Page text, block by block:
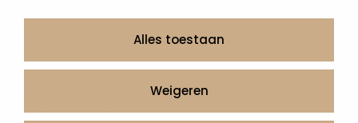
Alles toestaan
Weigeren
Informatie
Contact
Onze werkwijze